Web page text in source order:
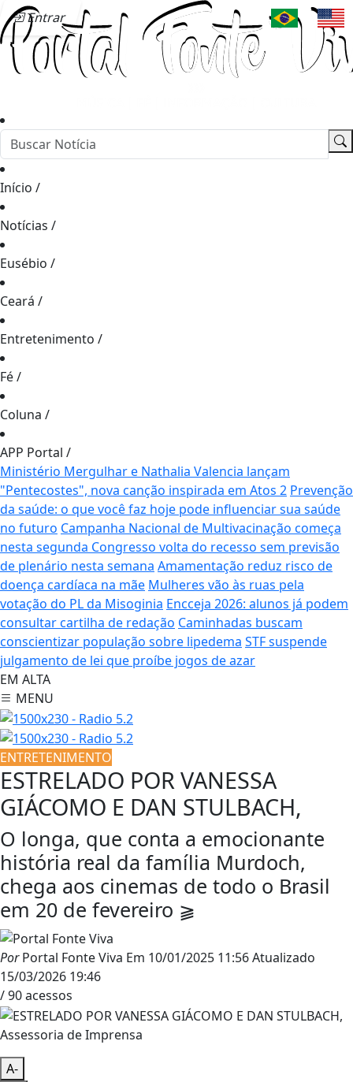
Entrar
Início /
Notícias /
Eusébio /
Ceará /
Entretenimento /
Fé/
Coluna /
APP Portal /
Ministério Mergulhar e Nathalia Valencia lançam
"Pentecostes", nova canção inspirada em Atos 2 Prevenção
da saúde: o que você faz hoje pode influenciar sua saúde
no futuro Campanha Nacional de Multivacinação começa
nesta segunda Congresso volta do recesso sem previsão
de plenário nesta semana Amamentação reduz risco de
doença cardíaca na mãe Mulheres vão às ruas pela
votação do PL da Misoginia Encceja 2026: alunos já podem
consultar cartilha de redação Caminhadas buscam
conscientizar população sobre lipedema STF suspende
julgamento de lei que proíbe jogos de azar
EM ALTA
MENU
ENTRETENIMENTO
ESTRELADO POR VANESSA
GIÁCOMO E DAN STULBACH,
O longa, que conta a emocionante
história real da família Murdoch,
chega aos cinemas de todo o Brasil
em 20 de fevereiro ⫺
PorPortal Fonte Viva Em 10/01/2025 11:56Atualizado
15/03/2026 19:46
/ 90 acessos
Assessoria de Imprensa
A-